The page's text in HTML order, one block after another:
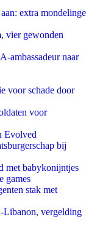
extra mondelinge
vier gewonden
ambassadeur naar
voor schade door
voor
Evolved
bij
met babykonijntjes
games
stak met
Libanon, vergelding